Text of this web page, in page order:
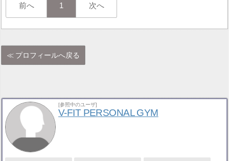
前へ 1 次へ
プロフィールへ戻る
[参照中のユーザ]
V-FIT PERSONAL GYM